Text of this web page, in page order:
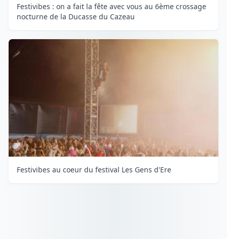
Festivibes : on a fait la fête avec vous au 6ème crossage
nocturne de la Ducasse du Cazeau
Festivibes au coeur du festival Les Gens d'Ere